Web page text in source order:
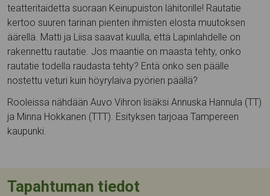
teatteritaidetta suoraan Keinupuiston lähitorille! Rautatie
kertoo suuren tarinan pienten ihmisten elosta muutoksen
äärellä. Matti ja Liisa saavat kuulla, että Lapinlahdelle on
rakennettu rautatie. Jos maantie on maasta tehty, onko
rautatie todella raudasta tehty? Entä onko sen päälle
nostettu veturi kuin höyrylaiva pyörien päällä?
Rooleissa nähdään Auvo Vihron lisäksi Annuska Hannula (TT)
ja Minna Hokkanen (TTT). Esityksen tarjoaa Tampereen
kaupunki.
Tapahtuman tiedot